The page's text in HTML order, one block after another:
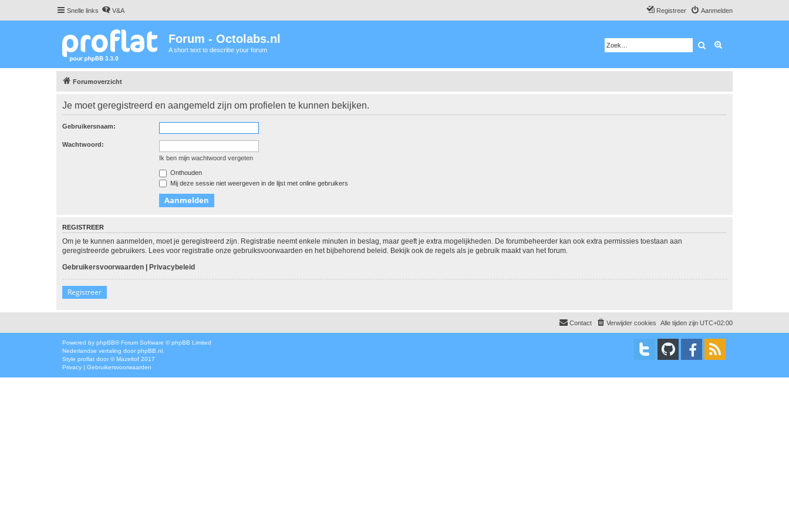
Snelle links V&A Aanmelden
Registreer
Forum - Octolabs.nl
A short text to describe your forum Zoek
Forumoverzicht
Je moet geregistreerd en aangemeld zijn om profielen te kunnen bekijken.
Gebruikersnaam:
Wachtwoord:
Ik ben mijn wachtwoord vergeten
Onthouden
Mij deze sessie niet weergeven in de lijst met online gebruikers
REGISTREER
Om je te kunnen aanmelden, moet je geregistreerd zijn. Registratie neemt enkele minuten in beslag, maar geeft je extra mogelijkheden. De forumbeheerder kan ook extra permissies toestaan aan
geregistreerde gebruikers. Lees voor registratie onze gebruiksvoorwaarden en het bijbehorend beleid. Bekijk ook de regels als je gebruik maakt van het forum.
Gebruikersvoorwaarden | Privacybeleid
Registreer
Alle tijden zijn UTC+02:00
Verwijder cookies
Contact
Powered by phpBB® Forum Software © phpBB Limited
Nederlandse vertaling door phpBB.nl
Style proflat door ©Mazeltof 2017
Privacy | Gebruikersvoorwaarden